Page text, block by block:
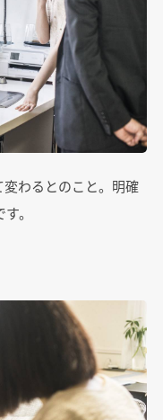
わるとのこと。明確
。